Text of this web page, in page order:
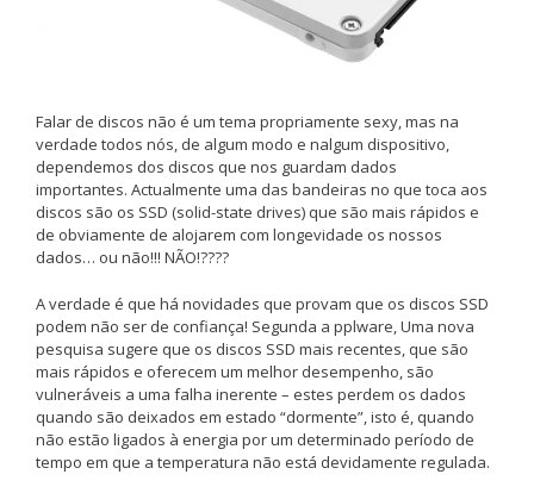
Falar de discos não é um tema propriamente sexy, mas na
verdade todos nós, de algum modo e nalgum dispositivo,
dependemos dos discos que nos guardam dados
importantes. Actualmente uma das bandeiras no que toca aos
discos são os SSD (solid-state drives) que são mais rápidos e
de obviamente de alojarem com longevidade os nossos
dados… ou não!!! NÃO!????
A verdade é que há novidades que provam que os discos SSD
podem não ser de confiança! Segunda a pplware, Uma nova
pesquisa sugere que os discos SSD mais recentes, que são
mais rápidos e oferecem um melhor desempenho, são
vulneráveis a uma falha inerente – estes perdem os dados
quando são deixados em estado “dormente”, isto é, quando
não estão ligados à energia por um determinado período de
tempo em que a temperatura não está devidamente regulada.